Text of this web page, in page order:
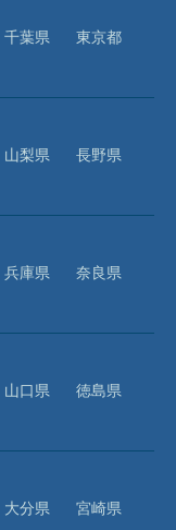
千葉県
東京都
山梨県
長野県
兵庫県
奈良県
山口県
徳島県
大分県
宮崎県